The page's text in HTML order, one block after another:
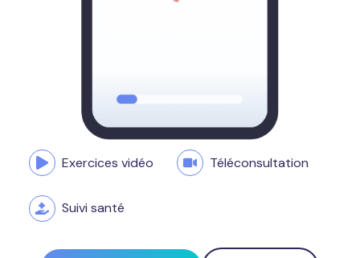
Exercices vidéo Téléconsultation
Suivi santé